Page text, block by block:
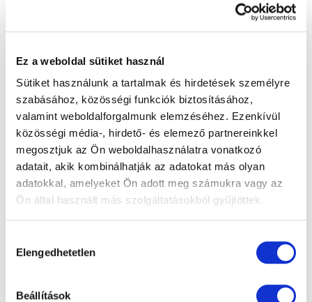
Ez a weboldal sütiket használ
Sütiket használunk a tartalmak és hirdetések személyre
szabásához, közösségi funkciók biztosításához,
valamint weboldalforgalmunk elemzéséhez. Ezenkívül
közösségi média-, hirdető- és elemező partnereinkkel
megosztjuk az Ön weboldalhasználatra vonatkozó
adatait, akik kombinálhatják az adatokat más olyan
adatokkal, amelyeket Ön adott meg számukra vagy az
Ön által használt más szolgáltatásokból gyűjtöttek.
kiválasztása
Elengedhetetlen
Beállítások
legkézenfekvőbb módja a műkönny használata.
szakorvosok a probléma okainak felderítését
követően, személyre szabottan választják ki a
legmegfelelőbbet. Mivel a könny pótlása
általában gyakori használatot tesz
szükségessé, mindegyik műkönny esetében
elvárás, hogy ne legyen semmilyen
mellékhatása és ne tartalmazzon centrimid és
benzalkónium-kloridos tartósítószert, ezek
szemfelszínt. A modern műkönnyek azonnal
lebomló tartósítószereket tartalmaznak, illetve
ötször kell a szemcseppet alkalmazni, az